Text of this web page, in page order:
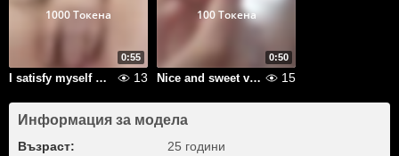
0:55
1000 Токена
I satisfy myself with my fingers 13
0:50
100 Токена
Nice and sweet video just like me 15
Информация за модела
Възраст: 25 години